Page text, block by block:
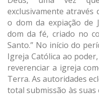
exclusivamente através
o dom da expiação de
dom da fé, criado no
Santo.” No início do
Igreja Católica ao
reverenciar a igreja
Terra. As autoridades
total submissão às suas